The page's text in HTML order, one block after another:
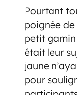
Pourtant
poignée de
petit gamin
était leur
jaune
pour